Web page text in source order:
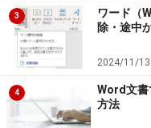
3
ワード（
除・途中
2024/11/13
4
Word文書
方法